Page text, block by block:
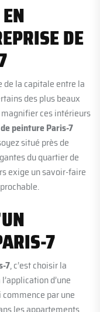
DE
la capitale entre la
des plus beaux
ces intérieurs
peinture Paris-7
situé près de
du quartier de
exige un savoir-faire
7
7, c’est choisir la
d’une
commence par une